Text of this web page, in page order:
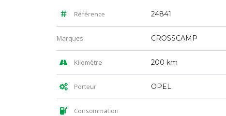
Référence 24841
Marques CROSSCAMP
Kilomètre 200 km
Porteur OPEL
Consommation